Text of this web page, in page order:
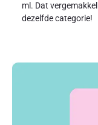
ml. Dat
dezelfde categorie!